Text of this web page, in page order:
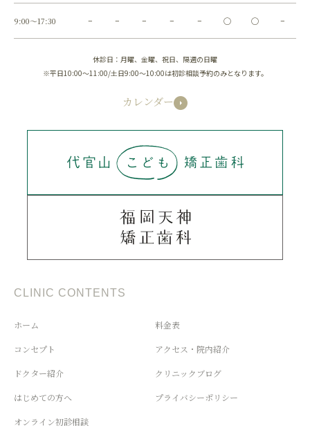
9:00～17:30 − − − − − ◯ ◯ −
休診日：月曜、金曜、祝日、隔週の日曜
※平日10:00～11:00/土日9:00～10:00は初診相談予約のみとなります。
カレンダー
CLINIC CONTENTS
ホーム
コンセプト
ドクター紹介
はじめての方へ
オンライン初診相談
料金表
アクセス・院内紹介
クリニックブログ
プライバシーポリシー